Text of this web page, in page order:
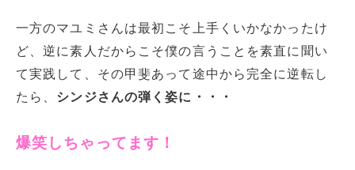
一方のマユミさんは最初こそ上手くいかなかったけ
ど、逆に素人だからこそ僕の言うことを素直に聞い
て実践して、その甲斐あって途中から完全に逆転し
たら、 シンジさんの弾く姿に・・・
爆笑しちゃってます！